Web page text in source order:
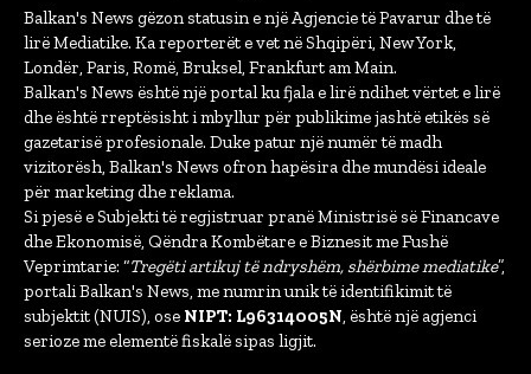
Balkan's News gëzon statusin e një Agjencie të Pavarur dhe të
lirë Mediatike. Ka reporterët e vet në Shqipëri, New York,
Londër, Paris, Romë, Bruksel, Frankfurt am Main.
Balkan's News është një portal ku fjala e lirë ndihet vërtet e lirë
dhe është rreptësisht i mbyllur për publikime jashtë etikës së
gazetarisë profesionale. Duke patur një numër të madh
vizitorësh, Balkan's News ofron hapësira dhe mundësi ideale
për marketing dhe reklama.
Si pjesë e Subjekti të regjistruar pranë Ministrisë së Financave
dhe Ekonomisë, Qëndra Kombëtare e Biznesit me Fushë
Veprimtarie: “Tregëti artikuj të ndryshëm, shërbime mediatike”,
portali Balkan's News, me numrin unik të identifikimit të
subjektit (NUIS), ose NIPT: L96314005N, është një agjenci
serioze me elementë fiskalë sipas ligjit.